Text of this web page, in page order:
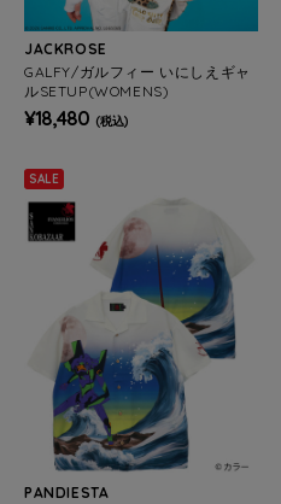
JACKROSE
GALFY/ガルフィー いにしえギャ
ルSETUP(WOMENS)
¥18,480 (税込)
SALE
PANDIESTA